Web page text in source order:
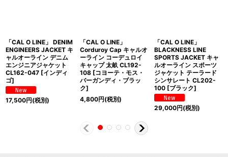
「CAL O LINE」 DENIM
ENGINEERS JACKET キ
ャルオーライン デニム
エンジニアジャケット
CL162-047 [インディ
ゴ]
17,500円(税別)
「CAL O LINE」
Corduroy Cap キャルオ
ーライン コーデュロイ
キャップ 太畝 CL192-
108 [コヨーテ・モス・
バーガンディ・ブラッ
ク]
4,800円(税別)
「CAL O LINE」
BLACKNESS LINE
SPORTS JACKET キャ
ルオーライン スポーツ
ジャケット テーラード
シンサレート CL202-
100 [ブラック]
29,000円(税別)